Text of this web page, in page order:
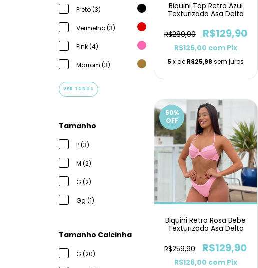
Preto (3)
Vermelho (3)
Pink (4)
Marrom (3)
VER TODOS
Tamanho
P (3)
M (2)
G (2)
Gg (1)
Tamanho Calcinha
G (20)
Biquini Top Retro Azul
Texturizado Asa Delta
R$289,90 R$129,90
R$126,00 com Pix
5 x de R$25,98 sem juros
50%
OFF
Biquini Retro Rosa Bebe
Texturizado Asa Delta
R$259,90 R$129,90
R$126,00 com Pix